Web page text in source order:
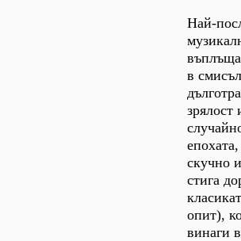
Най-
в
зрялост
скучно
стига
опит),
винаги